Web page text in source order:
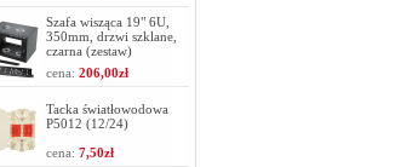
Szafa wisząca 19" 6U,
350mm, drzwi szklane,
czarna (zestaw)
cena: 206,00zł
Tacka światłowodowa
P5012 (12/24)
cena: 7,50zł